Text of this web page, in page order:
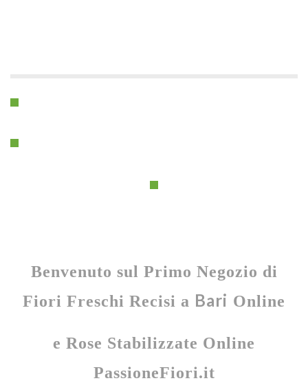
Benvenuto sul Primo Negozio di
Fiori Freschi Recisi a Bari Online
e Rose Stabilizzate Online
PassioneFiori.it